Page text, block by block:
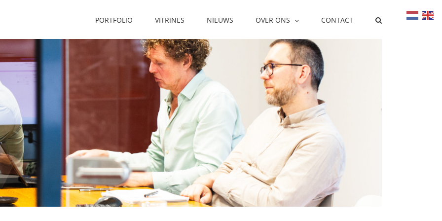
PORTFOLIO VITRINES NIEUWS OVER ONS CONTACT